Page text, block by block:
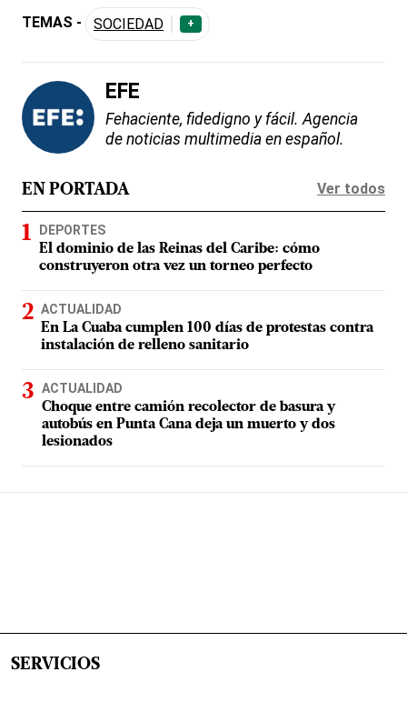
TEMAS - SOCIEDAD +
EFE
Fehaciente, fidedigno y fácil. Agencia
de noticias multimedia en español.
EN PORTADA Ver todos
DEPORTES
El dominio de las Reinas del Caribe: cómo
construyeron otra vez un torneo perfecto
ACTUALIDAD
En La Cuaba cumplen 100 días de protestas contra
instalación de relleno sanitario
ACTUALIDAD
Choque entre camión recolector de basura y
autobús en Punta Cana deja un muerto y dos
lesionados
SERVICIOS